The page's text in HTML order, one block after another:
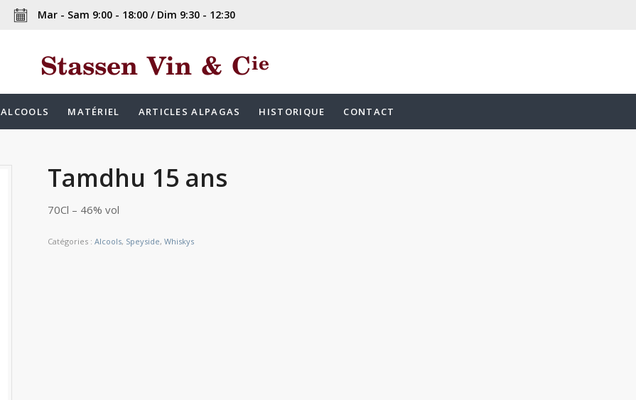
Mar - Sam 9:00 - 18:00 / Dim 9:30 - 12:30
ALCOOLS MATÉRIEL ARTICLES ALPAGAS HISTORIQUE CONTACT
Tamdhu 15 ans
70Cl – 46% vol
Catégories :Alcools, Speyside,Whiskys